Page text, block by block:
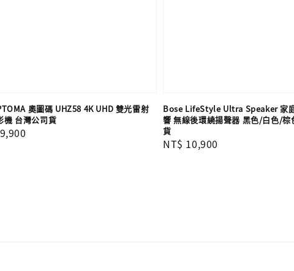
奧圖碼 UHZ58 4K UHD 雙光雷射
機 台灣公司貨
Bose LifeStyle Ultra Speaker 家
響 無線後環繞揚聲器 黑色/白色/棕
貨
Regular
NT$ 10,900